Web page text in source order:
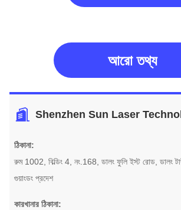
আরো তথ্য
Shenzhen Sun Laser
ঠিকানা:
রুম 1002, বিল্ডিং 4, নং.168, ডালং ফুলি ইস্ট রোড, ডালং
গুয়াংডং প্রদেশ
কারখানার ঠিকানা: